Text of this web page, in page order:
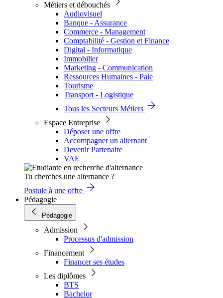
Métiers et débouchés
Audiovisuel
Banque - Assurance
Commerce - Management
Comptabilité - Gestion et Finance
Digital - Informatique
Immobilier
Marketing - Communication
Ressources Humaines - Paie
Tourisme
Transport - Logistique
Tous les Secteurs Métiers
Espace Entreprise
Déposer une offre
Accompagner un alternant
Devenir Partenaire
VAE
Tu cherches une alternance ?
Postule à une offre
Pédagogie
Pédagogie
Admission
Processus d'admission
Financement
Financer ses études
Les diplômes
BTS
Bachelor